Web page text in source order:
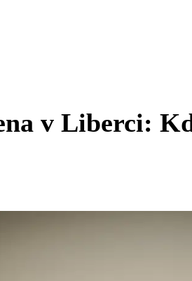
v Liberci: